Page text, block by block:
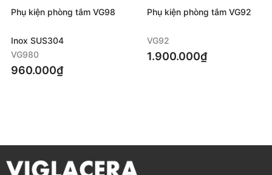
Phụ kiện phòng tắm VG98
Inox SUS304
VG980
960.000₫
Phụ kiện phòng tắm VG92
VG92
1.900.000₫